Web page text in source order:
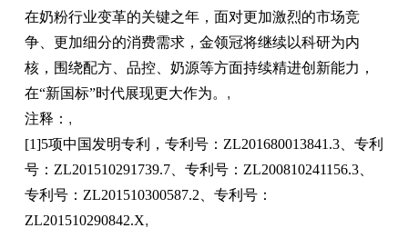
在奶粉行业变革的关键之年，面对更加激烈的市场竞
争、更加细分的消费需求，金领冠将继续以科研为内
核，围绕配方、品控、奶源等方面持续精进创新能力，
在“新国标”时代展现更大作为。 ,
注释： ,
[1]5项中国发明专利，专利号：ZL201680013841.3、专利
号：ZL201510291739.7、专利号：ZL200810241156.3、
专利号：ZL201510300587.2、专利号：
ZL201510290842.X,